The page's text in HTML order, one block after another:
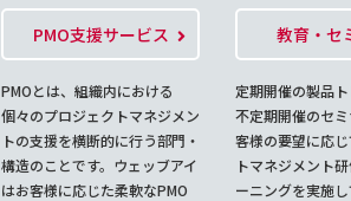
PMO支援サービス
PMOとは、組織内における
個々のプロジェクトマネジメン
トの支援を横断的に行う部門・
構造のことです。ウェッブアイ
はお客様に応じた柔軟なPMO
教育・セ
定期開催の製品
不定期開催のセ
客様の要望に応
トマネジメント
ーニングを実施し